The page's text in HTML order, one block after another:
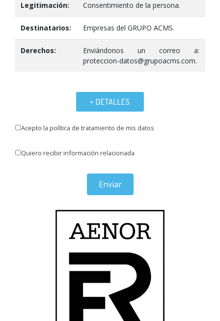
Legitimación: Consentimiento de la persona.
Destinatarios: Empresas del GRUPO ACMS.
Derechos:
Enviándonos un correo a:
proteccion-datos@grupoacms.com.
+ DETALLES
Acepto la política de tratamiento de mis datos
Quiero recibir información relacionada
Enviar